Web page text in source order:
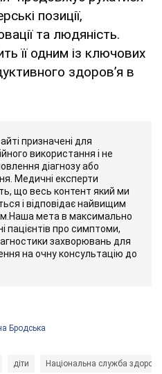
позиції,
та людяність.
її одним із ключових
здоров’я в
призначені для
використання і не
діагнозу або
Медичні експерти
що весь контент який ми
і відповідає найвищим
мета в максимально
пацієнтів про симптоми,
захворювань для
на очну консультацію до
Бродська
діти Національна служба